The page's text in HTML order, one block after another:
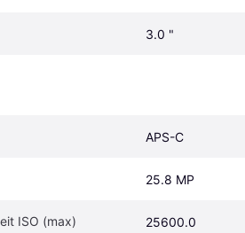
3.0 "
APS-C
25.8 MP
ISO (max) 25600.0